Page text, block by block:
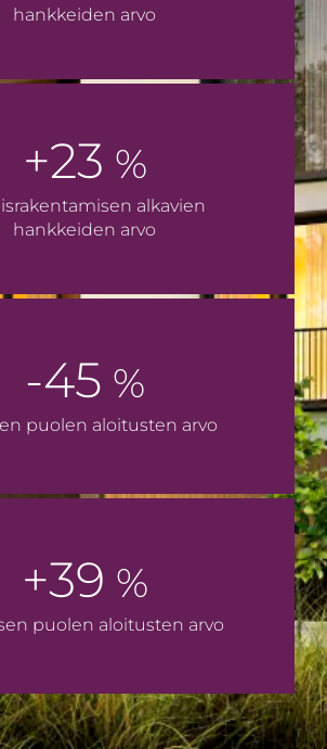
hankkeiden arvo
+23 %
alkavien
hankkeiden arvo
-45 %
puolen aloitusten arvo
+39 %
puolen aloitusten arvo